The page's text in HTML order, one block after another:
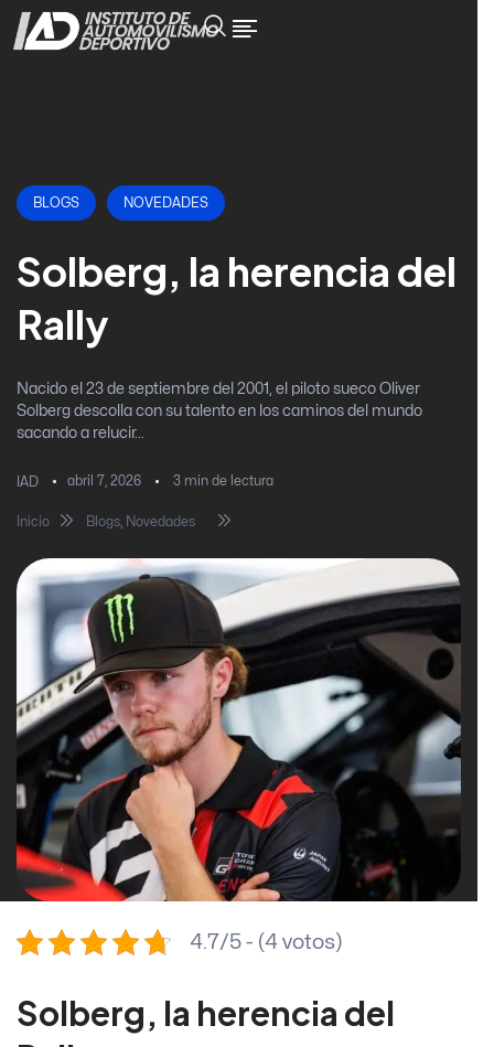
BLOGS NOVEDADES
Solberg, la herencia del
Rally
Nacido el 23 de septiembre del 2001, el piloto sueco Oliver
Solberg descolla con su talento en los caminos del mundo
sacando a relucir...
IAD abril 7, 2026 3 min de lectura
Inicio Blogs, Novedades
4.7/5 - (4 votos)
Solberg, la herencia del